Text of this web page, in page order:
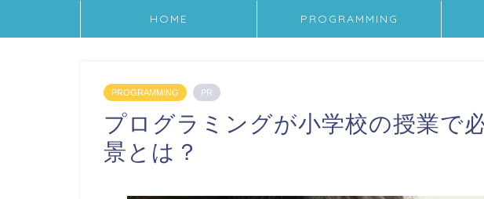
HOME PROGRAMMING
PROGRAMMING PR
プログラミングが小学校の授業で
景とは？